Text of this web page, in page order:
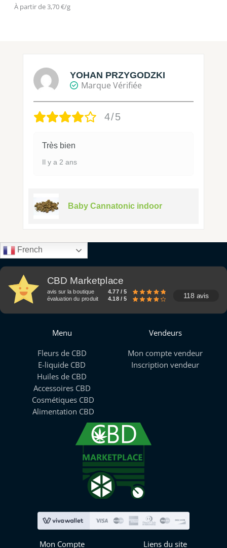
À partir de 3,70€/g
YOHAN PRZYGODZKI
Marque Vérifiée
4/5
Très bien
Il y a 2 ans
Baby Cannatonic indoor
French
CBD Marketplace
avis sur la boutique
4.77 / 5
évaluation du produit
4.18 / 5 118 avis
Menu
Fleurs de CBD
E-liquide CBD
Huiles de CBD
Accessoires CBD
Cosmétiques CBD
Alimentation CBD
Vendeurs
Mon compte vendeur
Inscription vendeur
Mon Compte Liens du site